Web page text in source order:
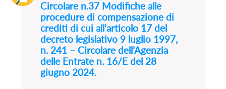
Circolare n.37 Modifiche alle
procedure di compensazione di
crediti di cui all’articolo 17 del
decreto legislativo 9 luglio 1997,
n. 241 – Circolare dell’Agenzia
delle Entrate n. 16/E del 28
giugno 2024.